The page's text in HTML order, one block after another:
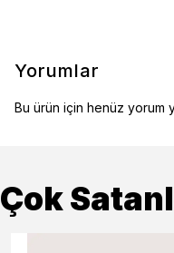
Yorumlar
Bu ürün için henüz yorum
Çok